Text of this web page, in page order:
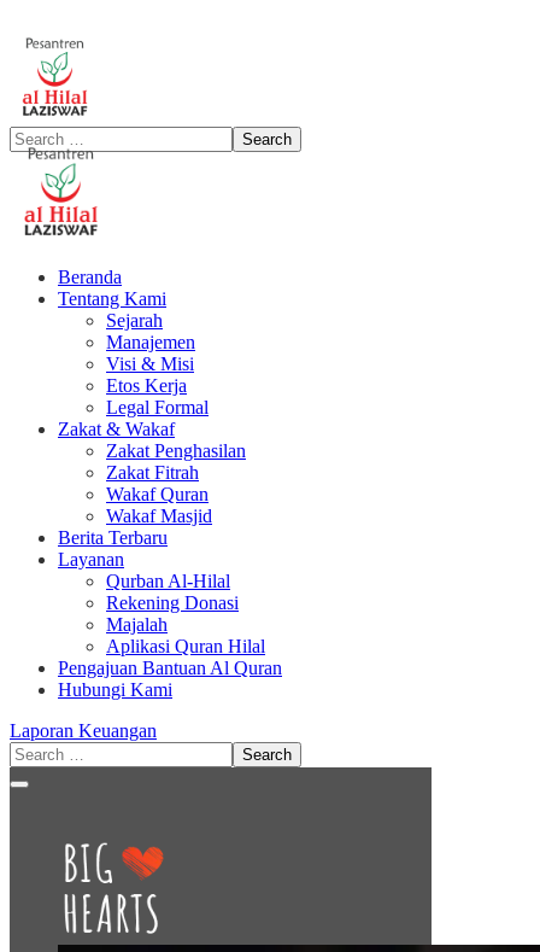
Beranda
Tentang Kami
Sejarah
Manajemen
Visi & Misi
Etos Kerja
Legal Formal
Zakat & Wakaf
Zakat Penghasilan
Zakat Fitrah
Wakaf Quran
Wakaf Masjid
Berita Terbaru
Layanan
Qurban Al-Hilal
Rekening Donasi
Majalah
Aplikasi Quran Hilal
Pengajuan Bantuan Al Quran
Hubungi Kami
Laporan Keuangan